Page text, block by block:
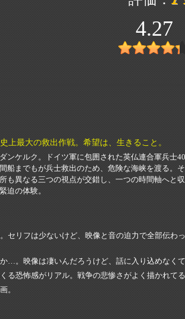
4.27
上最大の救出作戦。希望は、生きること。
ンケルク。ドイツ軍に包囲された英仏連合軍兵士
船までもが兵士救出のため、危険な海峡を渡る。
も異なる三つの視点が交錯し、一つの時間軸へと
迫の体験。
セリフは少ないけど、映像と音の迫力で全部伝わ
…。映像は凄いんだろうけど、話に入り込めなく
る恐怖感がリアル。戦争の悲惨さがよく描かれてる
。